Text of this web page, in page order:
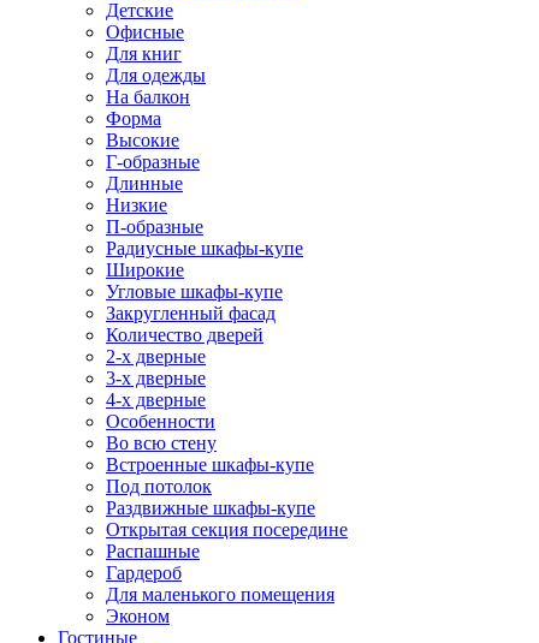
Детские
Офисные
Для книг
Для одежды
На балкон
Форма
Высокие
Г-образные
Длинные
Низкие
П-образные
Радиусные шкафы-купе
Широкие
Угловые шкафы-купе
Закругленный фасад
Количество дверей
2-х дверные
3-х дверные
4-х дверные
Особенности
Во всю стену
Встроенные шкафы-купе
Под потолок
Раздвижные шкафы-купе
Открытая секция посередине
Распашные
Гардероб
Для маленького помещения
Эконом
Гостиные